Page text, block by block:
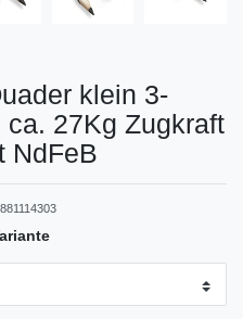
klein 3-
27Kg Zugkraft
NdFeB